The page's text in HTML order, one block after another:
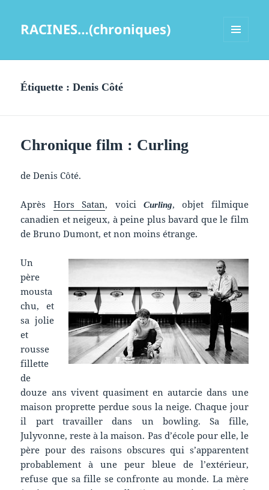
RACINES…(chroniques)
Étiquette :Denis Côté
Chronique film : Curling
de Denis Côté.
Après Hors Satan, voici Curling, objet filmique
canadien et neigeux, à peine plus bavard que le film
de Bruno Dumont, et non moins étrange.
Un
père
mousta
chu, et
sa jolie
et
rousse
fillette
de
douze ans vivent quasiment en autarcie dans une
maison proprette perdue sous la neige. Chaque jour
il part travailler dans un bowling. Sa fille,
Julyvonne, reste à la maison. Pas d’école pour elle, le
père pour des raisons obscures qui s’apparentent
probablement à une peur bleue de l’extérieur,
refuse que sa fille se confronte au monde. La mère